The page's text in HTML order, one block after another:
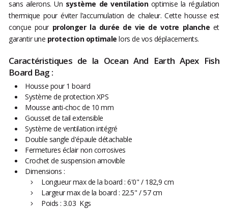
sans ailerons. Un système de ventilationoptimise la régulation
thermique pour éviter l’accumulation de chaleur. Cette housse est
conçue pour prolonger la durée de vie de votre planche et
garantir une protection optimale lors de vos déplacements.
Caractéristiques de la Ocean And Earth Apex Fish
Board Bag :
Housse pour 1 board
Système de protection XPS
Mousse anti-choc de 10 mm
Gousset de tail extensible
Système de ventilation intégré
Double sangle d'épaule détachable
Fermetures éclair non corrosives
Crochet de suspension amovible
Dimensions :
Longueur max de la board : 6'0" / 182,9 cm
Largeur max de la board : 22.5" / 57 cm
Poids : 3.03 Kgs